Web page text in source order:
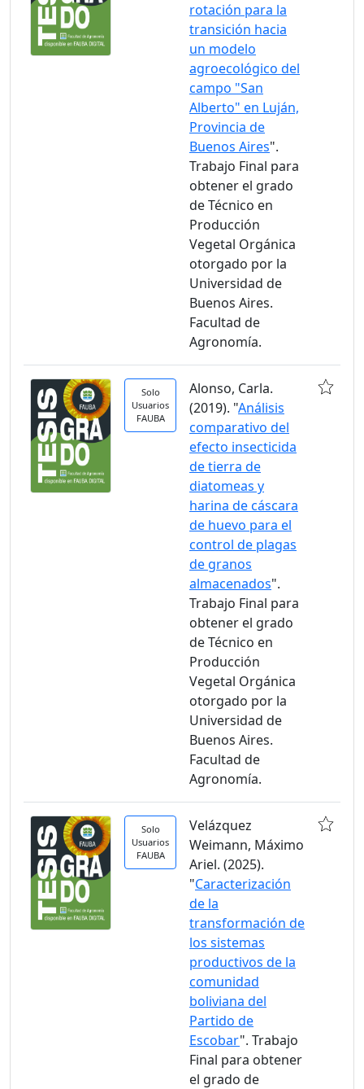
rotación para la
transición hacia
un modelo
agroecológico del
campo "San
Alberto" en Luján,
Provincia de
Buenos Aires".
Trabajo Final para
obtener el grado
de Técnico en
Producción
Vegetal Orgánica
otorgado por la
Universidad de
Buenos Aires.
Facultad de
Agronomía.
Solo
Usuarios
FAUBA
Alonso, Carla.
(2019). "Análisis
comparativo del
efecto insecticida
de tierra de
diatomeas y
harina de cáscara
de huevo para el
control de plagas
de granos
almacenados".
Trabajo Final para
obtener el grado
de Técnico en
Producción
Vegetal Orgánica
otorgado por la
Universidad de
Buenos Aires.
Facultad de
Agronomía.
Solo
Usuarios
FAUBA
Velázquez
Weimann, Máximo
Ariel. (2025).
"Caracterización
de la
transformación de
los sistemas
productivos de la
comunidad
boliviana del
Partido de
Escobar". Trabajo
Final para obtener
el grado de